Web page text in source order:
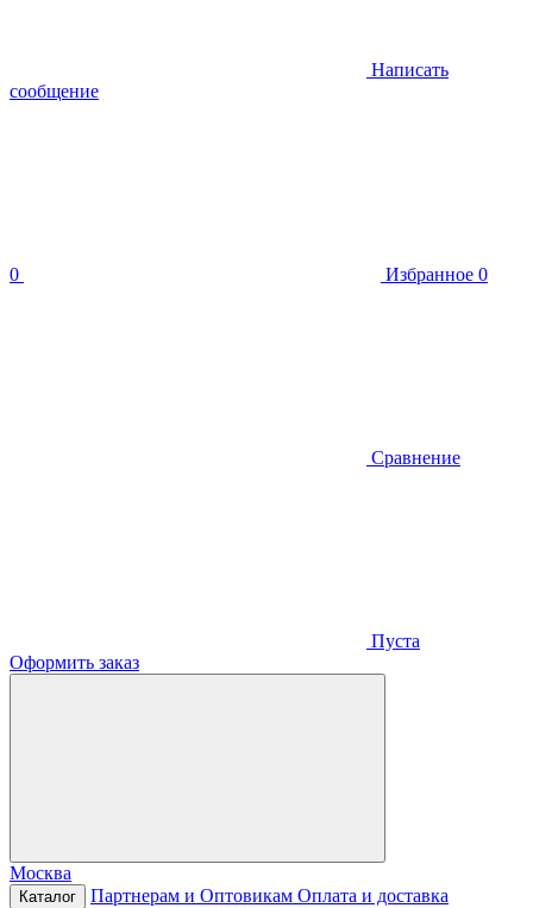
Написать
сообщение
0 Избранное 0
Сравнение
Пуста
Оформить заказ
Москва
Каталог Партнерам и Оптовикам Оплата и доставка